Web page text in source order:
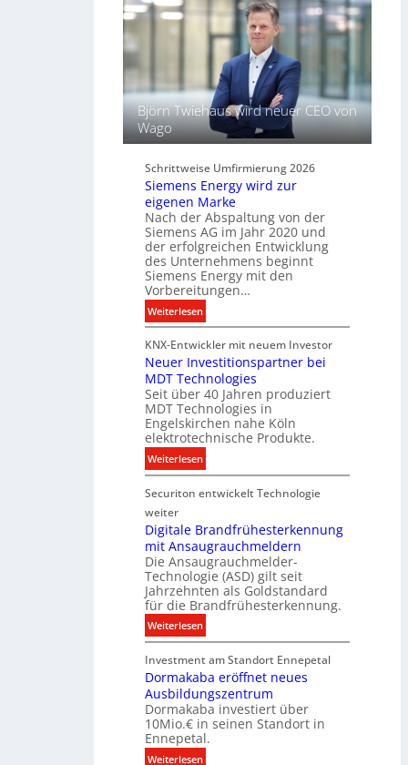
l
h
t
u
d
B
e
l
e
u
c
h
t
u
n
g
s
t
e
c
h
n
i
k
ü
l
f
ü
r
i
g
i
t
a
l
e
P
r
o
d
u
k
t
d
a
t
e
Björn Twiehaus wird neuer CEO von
Wago
Schrittweise Umfirmierung 2026
Siemens Energy wird zur
eigenen Marke
Nach der Abspaltung von der
Siemens AG im Jahr 2020 und
der erfolgreichen Entwicklung
des Unternehmens beginnt
Siemens Energy mit den
Vorbereitungen…
Weiterlesen:
S
i
e
m
e
n
s
E
n
r
y
w
i
r
d
u
r
e
i
g
e
n
e
KNX-Entwickler mit neuem Investor
Neuer Investitionspartner bei
MDT Technologies
Seit über 40 Jahren produziert
MDT Technologies in
Engelskirchen nahe Köln
elektrotechnische Produkte.
Weiterlesen:
N
e
e
r
I
n
v
e
s
i
t
i
o
n
s
Securiton entwickelt Technologie
weiter
Digitale Brandfrühesterkennung
mit Ansaugrauchmeldern
Die Ansaugrauchmelder-
Technologie (ASD) gilt seit
Jahrzehnten als Goldstandard
für die Brandfrühesterkennung.
Weiterlesen:
D
i
g
i
t
a
l
Investment am Standort Ennepetal
Dormakaba eröffnet neues
Ausbildungszentrum
Dormakaba investiert über
10Mio.€ in seinen Standort in
Ennepetal.
Weiterlesen: